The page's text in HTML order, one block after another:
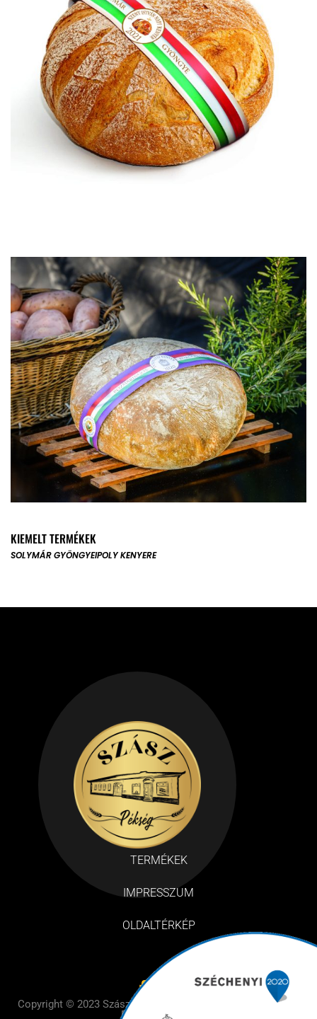
KIEMELT TERMÉKEK
SOLYMÁR GYÖNGYEIPOLY KENYERE
TERMÉKEK
IMPRESSZUM
OLDALTÉRKÉP
Copyright © 2023 Szász Pékség– Design by BE Design – All
Rights Reserved